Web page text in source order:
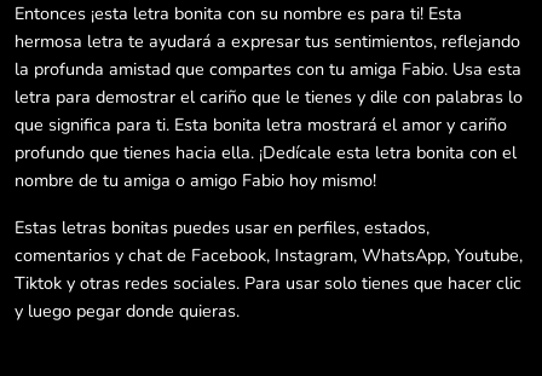
Entonces ¡esta letra bonita con su nombre es para ti! Esta
hermosa letra te ayudará a expresar tus sentimientos, reflejando
la profunda amistad que compartes con tu amiga Fabio. Usa esta
letra para demostrar el cariño que le tienes y dile con palabras lo
que significa para ti. Esta bonita letra mostrará el amor y cariño
profundo que tienes hacia ella. ¡Dedícale esta letra bonita con el
nombre de tu amiga o amigo Fabio hoy mismo!
Estas letras bonitas puedes usar en perfiles, estados,
comentarios y chat de Facebook, Instagram, WhatsApp, Youtube,
Tiktok y otras redes sociales. Para usar solo tienes que hacer clic
y luego pegar donde quieras.